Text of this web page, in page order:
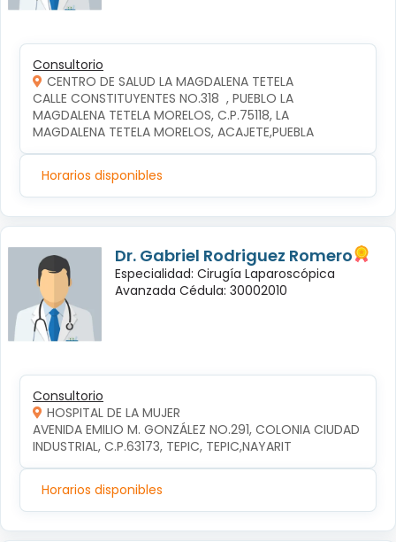
Consultorio
CENTRO DE SALUD LA MAGDALENA TETELA
CALLE CONSTITUYENTES NO.318  , PUEBLO LA
MAGDALENA TETELA MORELOS, C.P.75118, LA
MAGDALENA TETELA MORELOS, ACAJETE,PUEBLA
Horarios disponibles
Dr. Gabriel Rodriguez Romero
Especialidad: Cirugía Laparoscópica
Avanzada Cédula: 30002010
Consultorio
HOSPITAL DE LA MUJER
AVENIDA EMILIO M. GONZÁLEZ NO.291, COLONIA CIUDAD
INDUSTRIAL, C.P.63173, TEPIC, TEPIC,NAYARIT
Horarios disponibles